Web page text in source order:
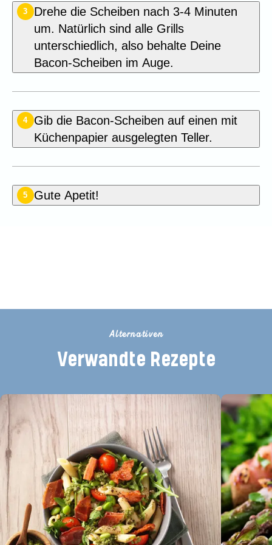
3
Drehe die Scheiben nach 3-4 Minuten
um. Natürlich sind alle Grills
unterschiedlich, also behalte Deine
Bacon-Scheiben im Auge.
4
Gib die Bacon-Scheiben auf einen mit
Küchenpapier ausgelegten Teller.
5 Gute Apetit!
Alternativen
Verwandte Rezepte